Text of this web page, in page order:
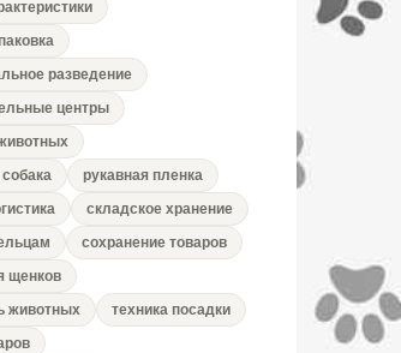
разведение
центры
рукавная пленка
складское хранение
сохранение товаров
щенков
животных
техника посадки